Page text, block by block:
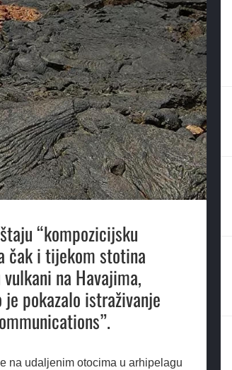
“kompozicijsku
čak i tijekom stotina
na Havajima,
pokazalo istraživanje
na udaljenim otocima u arhipelagu